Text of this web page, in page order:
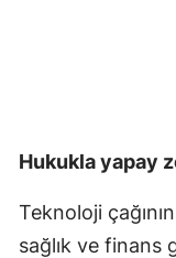
Hukukla yapay
Teknoloji
sağlık ve finans